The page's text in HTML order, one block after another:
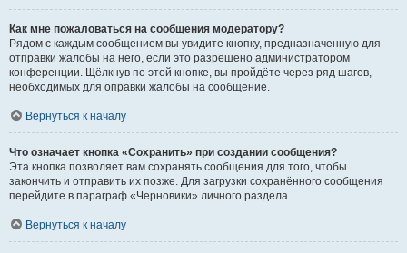
Как мне пожаловаться на сообщения модератору?
Рядом с каждым сообщением вы увидите кнопку, предназначенную для
отправки жалобы на него, если это разрешено администратором
конференции. Щёлкнув по этой кнопке, вы пройдёте через ряд шагов,
необходимых для оправки жалобы на сообщение.
Вернуться к началу
Что означает кнопка «Сохранить» при создании сообщения?
Эта кнопка позволяет вам сохранять сообщения для того, чтобы
закончить и отправить их позже. Для загрузки сохранённого сообщения
перейдите в параграф «Черновики» личного раздела.
Вернуться к началу